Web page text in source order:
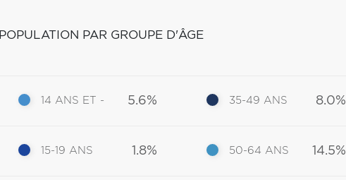
POPULATION PAR GROUPE D'ÂGE
14 ANS ET - 5.6%
15-19 ANS 1.8%
35-49 ANS 8.0%
50-64 ANS 14.5%